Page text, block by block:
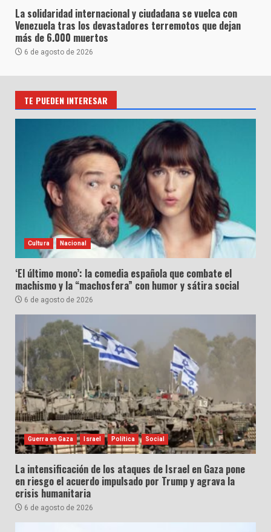
La solidaridad internacional y ciudadana se vuelca con
Venezuela tras los devastadores terremotos que dejan
más de 6.000 muertos
6 de agosto de 2026
TE PUEDEN INTERESAR
Cultura Nacional
‘El último mono’: la comedia española que combate el
machismo y la “machosfera” con humor y sátira social
6 de agosto de 2026
Guerra en Gaza Israel Política Social
La intensificación de los ataques de Israel en Gaza pone
en riesgo el acuerdo impulsado por Trump y agrava la
crisis humanitaria
6 de agosto de 2026